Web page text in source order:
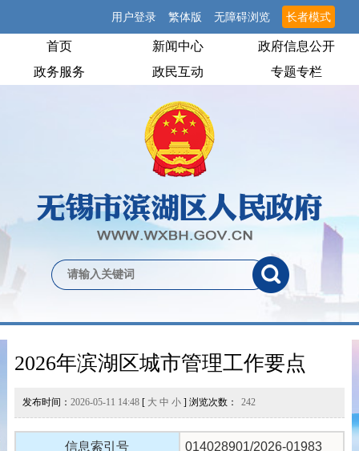
用户登录 繁体版 无障碍浏览 长者模式
首页 新闻中心
政府信息公开
政务服务
政民互动 专题专栏
2026年滨湖区城市管理工作要点
发布时间： 2026-05-11 14:48[ 大 中 小] 浏览次数： 242
信息索引号 014028901/2026-01983